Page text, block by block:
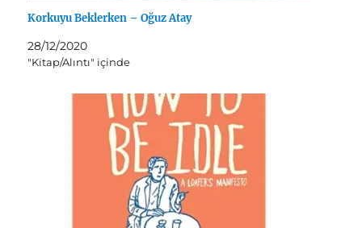
Korkuyu Beklerken – Oğuz Atay
28/12/2020
"Kitap/Alıntı" içinde